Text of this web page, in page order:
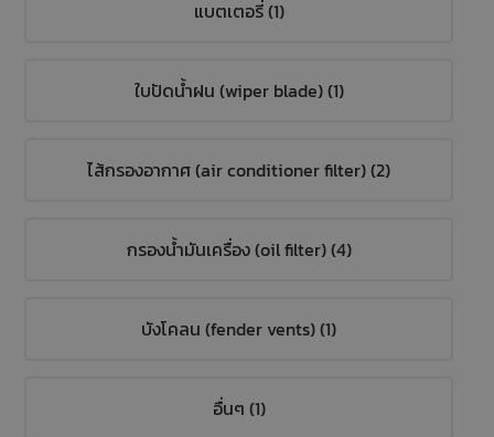
แบตเตอรี่ (1)
ใบปัดน้ำฝน (wiper blade) (1)
ไส้กรองอากาศ (air conditioner filter) (2)
กรองน้ำมันเครื่อง (oil filter) (4)
บังโคลน (fender vents) (1)
อื่นๆ (1)